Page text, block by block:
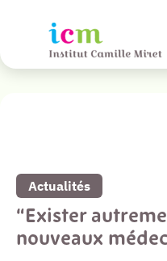
Paramètres
d’accessibilité
Contenu
Revenir à la liste
Actualités
“Exister
nouveaux